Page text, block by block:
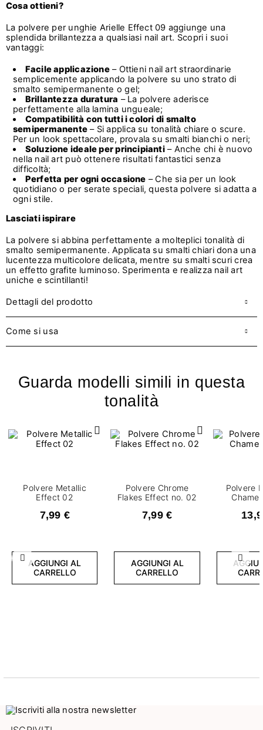
Cosa ottieni?
La polvere per unghie Arielle Effect 09 aggiunge una
splendida brillantezza a qualsiasi nail art. Scopri i suoi
vantaggi:
Facile applicazione– Ottieni nail art straordinarie
semplicemente applicando la polvere su uno strato di
smalto semipermanente o gel;
Brillantezza duratura – La polvere aderisce
perfettamente alla lamina ungueale;
Compatibilità con tutti i colori di smalto
semipermanente – Si applica su tonalità chiare o scure.
Per un look spettacolare, provala su smalti bianchi o neri;
Soluzione ideale per principianti– Anche chi è nuovo
nella nail art può ottenere risultati fantastici senza
difficoltà;
Perfetta per ogni occasione – Che sia per un look
quotidiano o per serate speciali, questa polvere si adatta a
ogni stile.
Lasciati ispirare
La polvere si abbina perfettamente a molteplici tonalità di
smalto semipermanente. Applicata su smalti chiari dona una
lucentezza multicolore delicata, mentre su smalti scuri crea
un effetto grafite luminoso. Sperimenta e realizza nail art
uniche e scintillanti!
Dettagli del prodotto
Come si usa
Guarda modelli simili in questa
tonalità
Precedente
Polvere Metallic
Effect 02
7,99 €
AGGIUNGI AL
CARRELLO
Polvere Chrome
Flakes Effect no. 02
7,99 €
AGGIUNGI AL
CARRELLO
Polvere